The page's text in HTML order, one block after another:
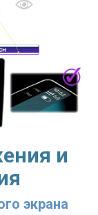
и
экрана